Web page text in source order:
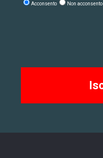
Acconsento Non acconsento